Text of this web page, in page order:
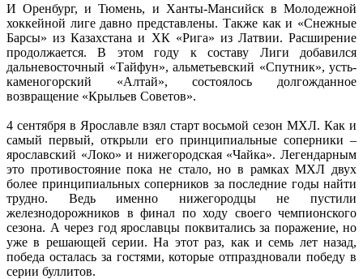
И Оренбург, и Тюмень, и Ханты-Мансийск в Молодежной
хоккейной лиге давно представлены. Также как и «Снежные
Барсы» из Казахстана и ХК «Рига» из Латвии. Расширение
продолжается. В этом году к составу Лиги добавился
дальневосточный «Тайфун», альметьевский «Спутник», усть-
каменогорский «Алтай», состоялось долгожданное
возвращение «Крыльев Советов».
4 сентября в Ярославле взял старт восьмой сезон МХЛ. Как и
самый первый, открыли его принципиальные соперники –
ярославский «Локо» и нижегородская «Чайка». Легендарным
это противостояние пока не стало, но в рамках МХЛ двух
более принципиальных соперников за последние годы найти
трудно. Ведь именно нижегородцы не пустили
железнодорожников в финал по ходу своего чемпионского
сезона. А через год ярославцы поквитались за поражение, но
уже в решающей серии. На этот раз, как и семь лет назад,
победа осталась за гостями, которые отпраздновали победу в
серии буллитов.